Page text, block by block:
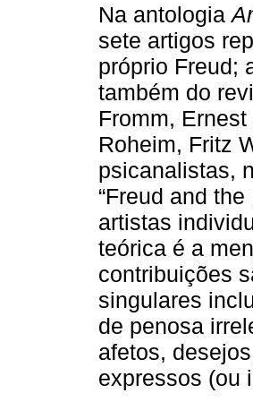
Na antologia
sete artigos
próprio Freud;
também do
Fromm,
Roheim, Fritz
psicanalistas,
“Freud and
artistas
teórica é a
contribuições
singulares
de penosa
afetos,
expressos (ou